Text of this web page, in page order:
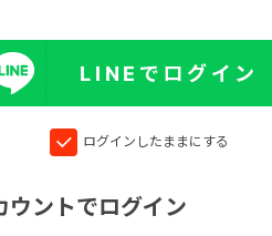
LINEでログイン
ログインしたままにする
ントでログイン